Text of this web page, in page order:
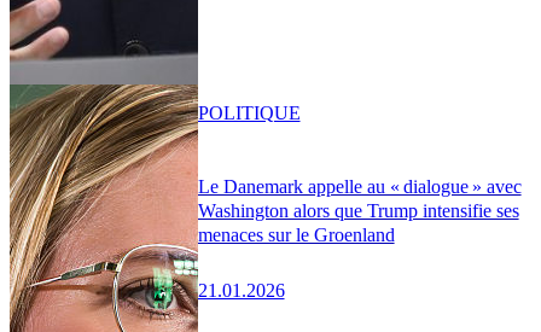
Le Danemark appelle au « dialogue » avec
Washington alors que Trump intensifie ses
menaces sur le Groenland
21.01.2026
POLITIQUE